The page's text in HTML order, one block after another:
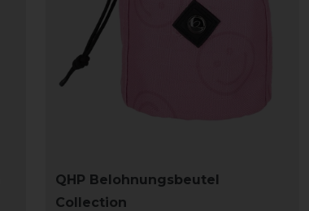
QHP Belohnungsbeutel
Collection